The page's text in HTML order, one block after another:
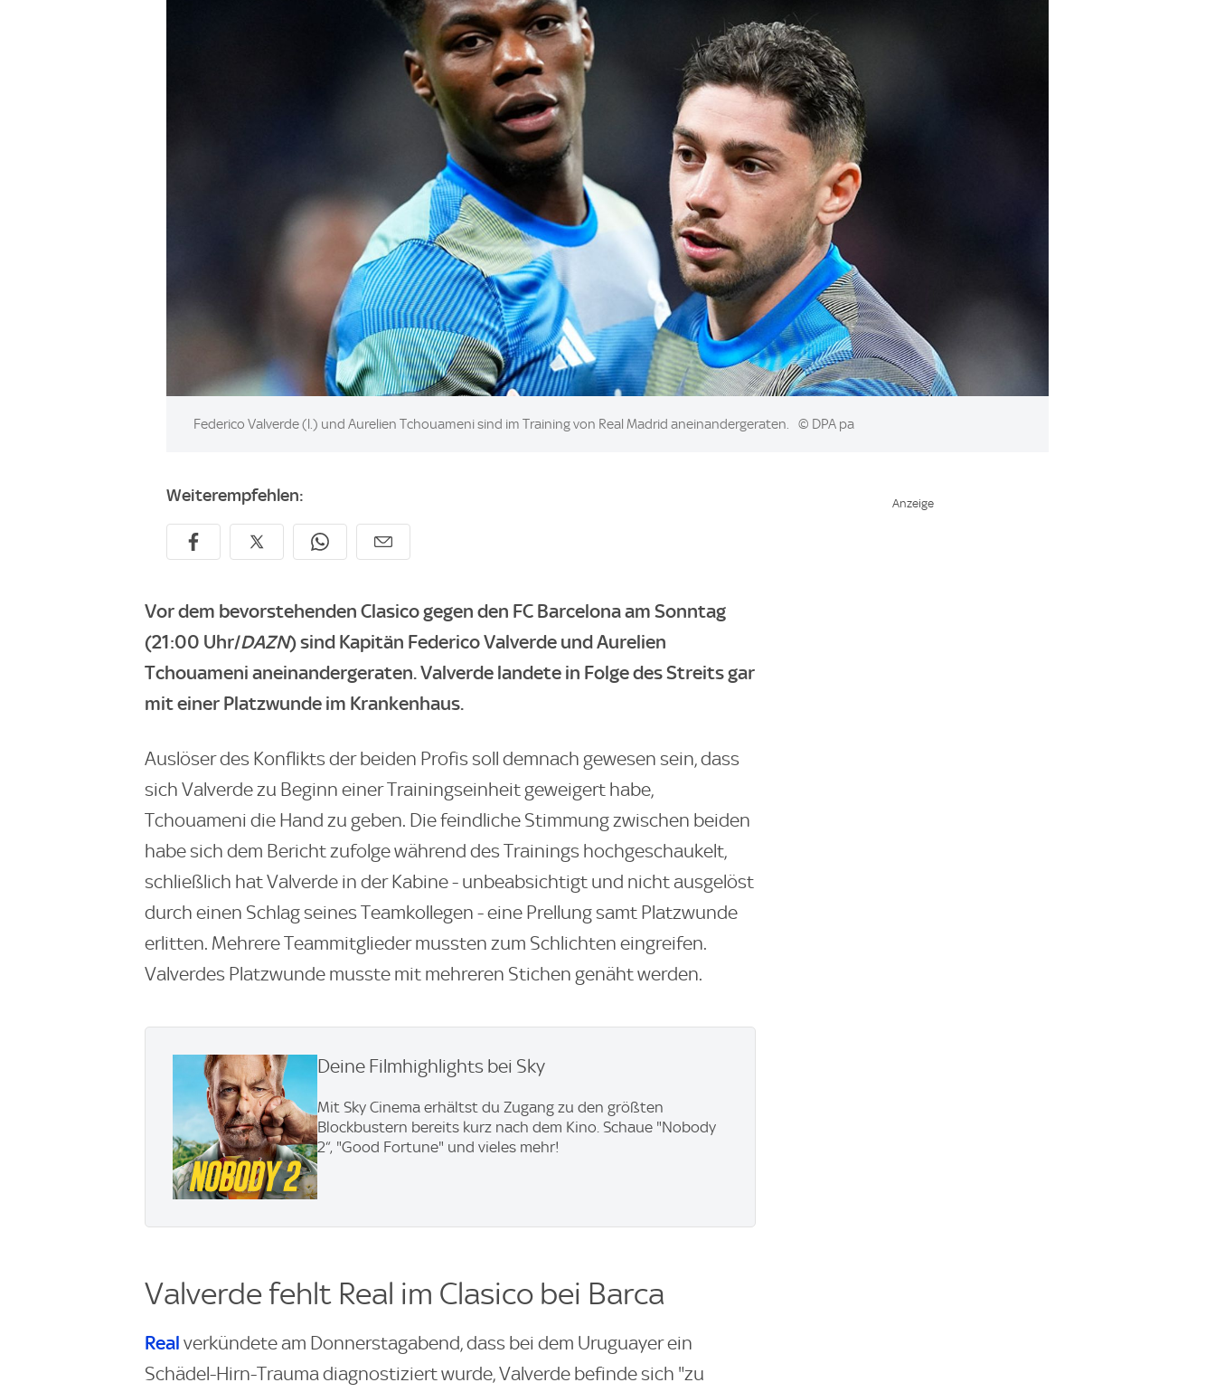
Image:
Federico Valverde (l.) und Aurelien Tchouameni sind im Training von Real Madrid aneinandergeraten. © DPA pa
Weiterempfehlen:
Vor dem bevorstehenden Clasico gegen den FC Barcelona am Sonntag
(21:00 Uhr/DAZN) sind Kapitän Federico Valverde und Aurelien
Tchouameni aneinandergeraten. Valverde landete in Folge des Streits gar
mit einer Platzwunde im Krankenhaus.
Auslöser des Konflikts der beiden Profis soll demnach gewesen sein, dass
sich Valverde zu Beginn einer Trainingseinheit geweigert habe,
Tchouameni die Hand zu geben. Die feindliche Stimmung zwischen beiden
habe sich dem Bericht zufolge während des Trainings hochgeschaukelt,
schließlich hat Valverde in der Kabine - unbeabsichtigt und nicht ausgelöst
durch einen Schlag seines Teamkollegen - eine Prellung samt Platzwunde
erlitten. Mehrere Teammitglieder mussten zum Schlichten eingreifen.
Valverdes Platzwunde musste mit mehreren Stichen genäht werden.
Deine Filmhighlights bei Sky
Mit Sky Cinema erhältst du Zugang zu den größten
Blockbustern bereits kurz nach dem Kino. Schaue "Nobody
2“, "Good Fortune" und vieles mehr!
Valverde fehlt Real im Clasico bei Barca
Real verkündete am Donnerstagabend, dass bei dem Uruguayer ein
Schädel-Hirn-Trauma diagnostiziert wurde, Valverde befinde sich "zu